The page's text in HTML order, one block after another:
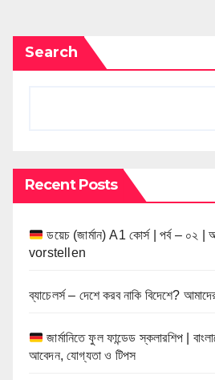
Search
Recent Posts
ডয়েচ (জার্মান) A1 কোর্স | পর্ব – ০২ |
vorstellen
ব্যাচেলর্স – দেশে করব নাকি বিদেশে?
জার্মানিতে ফুল ফান্ডেড স্কলারশিপ |
আবেদন, যোগ্যতা ও টিপস